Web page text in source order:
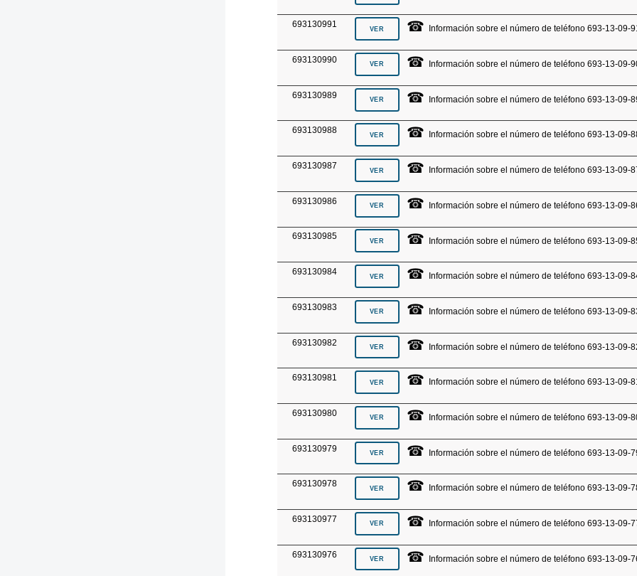
693130991 ☎ Información sobre el número de teléfono 693-13-09-91
693130990 ☎ Información sobre el número de teléfono 693-13-09-
693130989 ☎ Información sobre el número de teléfono 693-13-09-
693130988 ☎ Información sobre el número de teléfono 693-13-09-
693130987 ☎ Información sobre el número de teléfono 693-13-09-
693130986 ☎ Información sobre el número de teléfono 693-13-09-
693130985 ☎ Información sobre el número de teléfono 693-13-09-
693130984 ☎ Información sobre el número de teléfono 693-13-09-
693130983 ☎ Información sobre el número de teléfono 693-13-09-
693130982 ☎ Información sobre el número de teléfono 693-13-09-
693130981 ☎ Información sobre el número de teléfono 693-13-09-81
693130980 ☎ Información sobre el número de teléfono 693-13-09-
693130979 ☎ Información sobre el número de teléfono 693-13-09-
693130978 ☎ Información sobre el número de teléfono 693-13-09-
693130977 ☎ Información sobre el número de teléfono 693-13-09-
693130976 ☎ Información sobre el número de teléfono 693-13-09-